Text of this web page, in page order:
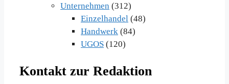
Unternehmen (312)
Einzelhandel (48)
Handwerk (84)
UGOS (120)
Kontakt zur Redaktion